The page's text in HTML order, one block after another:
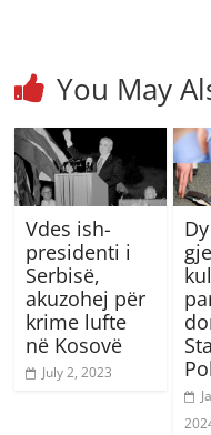
You May
Vdes ish-
presidenti i
Serbisë,
akuzohej për
krime lufte
në Kosovë
July 2, 2023